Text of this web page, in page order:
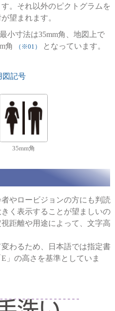
。それ以外のピクトグラムを
望まれます。
小寸法は35mm角、地図上で
角
（※01） となっています。
図記号
35mm角
やロービジョンの方にも判読
く表示することが望ましいの
距離や用途によって、文字高
わるため、日本語では指定書
」の高さを基準としていま